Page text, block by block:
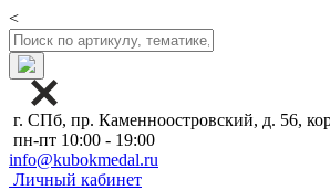
<
г. СПб, пр. Каменноостровский, д. 56,
пн-пт 10:00 - 19:00
info@kubokmedal.ru
Личный кабинет